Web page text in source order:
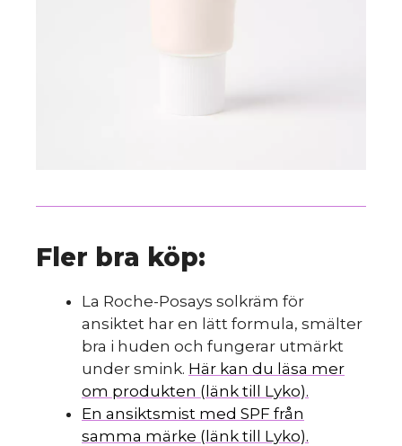
Fler bra köp:
La Roche-Posays solkräm för
ansiktet har en lätt formula, smälter
bra i huden och fungerar utmärkt
under smink. Här kan du läsa mer
om produkten (länk till Lyko).
En ansiktsmist med SPF från
samma märke (länk till Lyko).